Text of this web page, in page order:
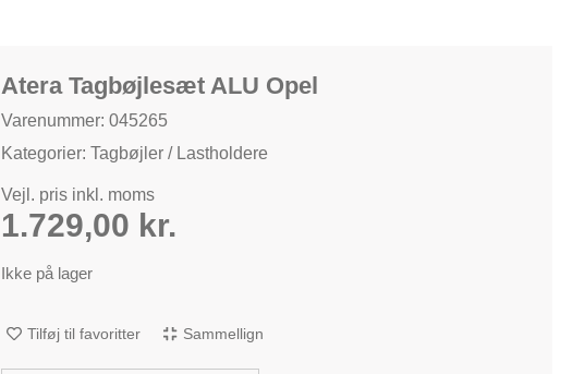
Atera Tagbøjlesæt ALU Opel
Varenummer: 045265
Kategorier:Tagbøjler / Lastholdere
Vejl. pris inkl. moms
1.729,00 kr.
Ikke på lager
Tilføj til favoritter Sammellign